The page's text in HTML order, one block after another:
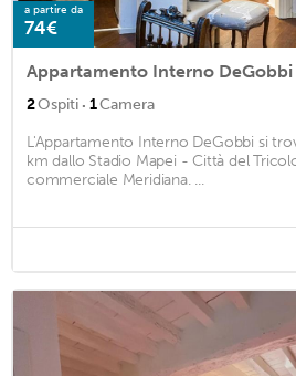
a partire da
74€
Appartamento Interno DeGobbi
2Ospiti · 1Camera
L'Appartamento Interno DeGobbi si
km dallo Stadio Mapei - Città del
commerciale Meridiana. ...